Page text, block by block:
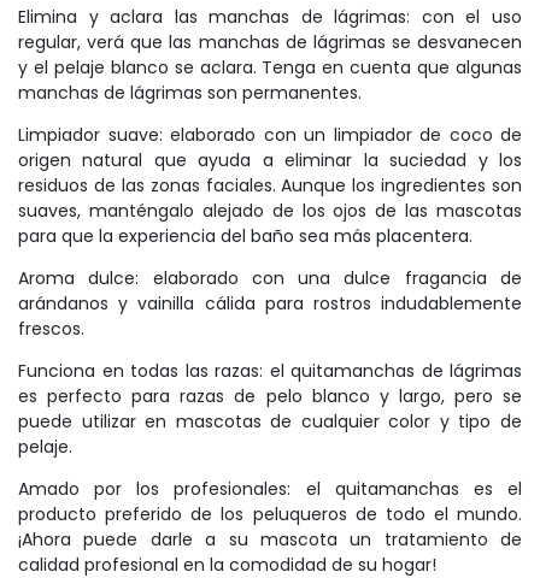
Elimina y aclara las manchas de lágrimas: con el uso
regular, verá que las manchas de lágrimas se desvanecen
y el pelaje blanco se aclara. Tenga en cuenta que algunas
manchas de lágrimas son permanentes.
Limpiador suave: elaborado con un limpiador de coco de
origen natural que ayuda a eliminar la suciedad y los
residuos de las zonas faciales. Aunque los ingredientes son
suaves, manténgalo alejado de los ojos de las mascotas
para que la experiencia del baño sea más placentera.
Aroma dulce: elaborado con una dulce fragancia de
arándanos y vainilla cálida para rostros indudablemente
frescos.
Funciona en todas las razas: el quitamanchas de lágrimas
es perfecto para razas de pelo blanco y largo, pero se
puede utilizar en mascotas de cualquier color y tipo de
pelaje.
Amado por los profesionales: el quitamanchas es el
producto preferido de los peluqueros de todo el mundo.
¡Ahora puede darle a su mascota un tratamiento de
calidad profesional en la comodidad de su hogar!